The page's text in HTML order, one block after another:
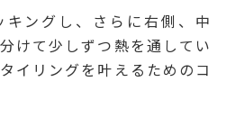
ングし、さらに右側、中
けて少しずつ熱を通してい
イリングを叶えるためのコ